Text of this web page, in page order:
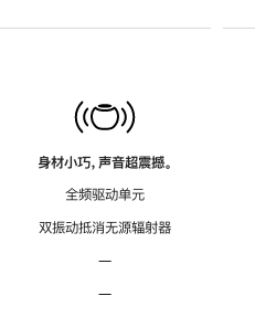
身材小巧，声音超震撼。
全频驱动单元
双振动抵消无源辐射器
—
—